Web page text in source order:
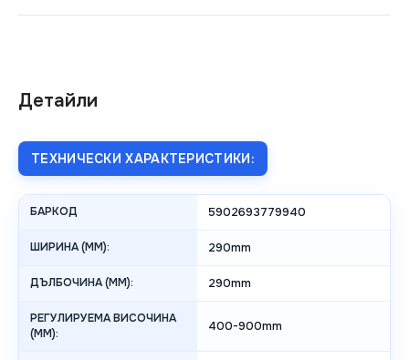
Детайли
ТЕХНИЧЕСКИ ХАРАКТЕРИСТИКИ:
БАРКОД 5902693779940
ШИРИНА (MM): 290mm
ДЪЛБОЧИНА (MM): 290mm
РЕГУЛИРУЕМА ВИСОЧИНА
(MM):
400-900mm